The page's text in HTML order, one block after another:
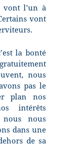
vont l’un à
vont
la bonté
nous
pas le
plan nos
intérêts
nous nous
dans une
de sa